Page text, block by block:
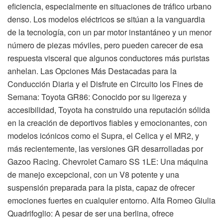
eficiencia, especialmente en situaciones de tráfico urbano
denso. Los modelos eléctricos se sitúan a la vanguardia
de la tecnología, con un par motor instantáneo y un menor
número de piezas móviles, pero pueden carecer de esa
respuesta visceral que algunos conductores más puristas
anhelan. Las Opciones Más Destacadas para la
Conducción Diaria y el Disfrute en Circuito los Fines de
Semana: Toyota GR86: Conocido por su ligereza y
accesibilidad, Toyota ha construido una reputación sólida
en la creación de deportivos fiables y emocionantes, con
modelos icónicos como el Supra, el Celica y el MR2, y
más recientemente, las versiones GR desarrolladas por
Gazoo Racing. Chevrolet Camaro SS 1LE: Una máquina
de manejo excepcional, con un V8 potente y una
suspensión preparada para la pista, capaz de ofrecer
emociones fuertes en cualquier entorno. Alfa Romeo Giulia
Quadrifoglio: A pesar de ser una berlina, ofrece